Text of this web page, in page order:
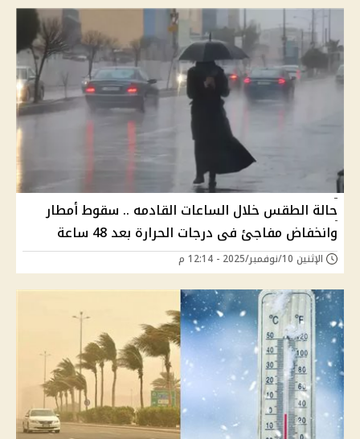
حالة الطقس خلال الساعات القادمه .. سقوط أمطار
وانخفاض مفاجئ فى درجات الحرارة بعد 48 ساعة
الإثنين 10/نوفمبر/2025 - 12:14 م